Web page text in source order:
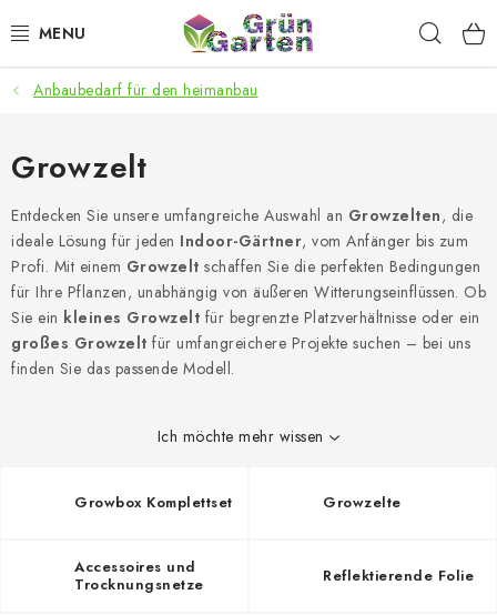
Inhalt
ANGEBOTE
LED PFLANZENLAMPEN
ANBAUBEDARF FÜR DEN HEIMANBAU
AQUARISTIK
MICROGREENS
SMARTER GARTEN
Geschäftsbewertung Kaufberatung AGB
Anbaubedarf für den heimanbau
Growzelt
Entdecken Sie unsere umfangreiche Auswahl an Growzelten, die
ideale Lösung für jeden Indoor-Gärtner, vom Anfänger bis zum
Profi. Mit einem Growzelt schaffen Sie die perfekten Bedingungen
für Ihre Pflanzen, unabhängig von äußeren Witterungseinflüssen. Ob
Sie ein kleines Growzelt für begrenzte Platzverhältnisse oder ein
großes Growzelt für umfangreichere Projekte suchen – bei uns
finden Sie das passende Modell.
Ich möchte mehr wissen
Growbox Komplettset Growzelte
Accessoires und
Trocknungsnetze
Reflektierende Folie